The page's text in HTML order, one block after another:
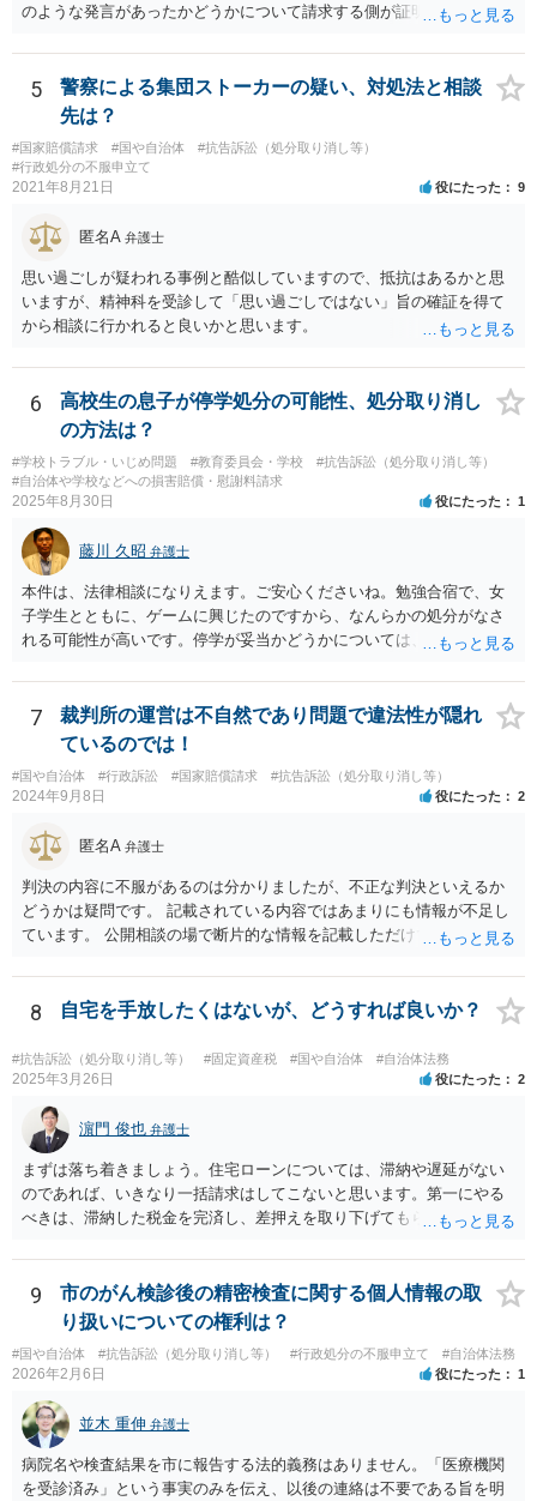
のような発言があったかどうかについて請求する側が証明をする必要
あれば，その主張を前提に争う形となるかと思われます。
5
警察による集団ストーカーの疑い、対処法と相談
先は？
#国家賠償請求 #国や自治体
#抗告訴訟（処分取り消し等）
#行政処分の不服申立て
2021年8月21日 役にたった 9
匿名A 弁護士
思い過ごしが疑われる事例と酷似していますので、抵抗はあるかと思
いますが、精神科を受診して「思い過ごしではない」旨の確証を得て
から相談に行かれると良いかと思います。
6
高校生の息子が停学処分の可能性、処分取り消し
の方法は？
#学校トラブル・いじめ問題 #教育委員会・学校
#抗告訴訟（処分取り消し等）
#自治体や学校などへの損害賠償・慰謝料請求
2025年8月30日 役にたった 1
藤川 久昭 弁護士
本件は、法律相談になりえます。ご安心くださいね。勉強合宿で、女
子学生とともに、ゲームに興じたのですから、なんらかの処分がなさ
れる可能性が高いです。停学が妥当かどうかについては、本件は、法
は、ネットでのやりとりだけでは、正確な回答が難しい案件です。関
係した法理等にも通じた弁護士等に相談し、法的に正確に分析しても
らい、今後の対応を検討するべきです。お力になりたいと思います。
良い解決になりますよう祈念しております。
7
裁判所の運営は不自然であり問題で違法性が隠れ
ているのでは！
#国や自治体 #行政訴訟 #国家賠償請求 #抗告訴訟（処分取り消し等）
2024年9月8日 役にたった 2
匿名A 弁護士
判決の内容に不服があるのは分かりましたが、不正な判決といえるか
どうかは疑問です。 記載されている内容ではあまりにも情報が不足し
ています。 公開相談の場で断片的な情報を記載しただけでは判断が難
ます。
8 自宅を手放したくはないが、どうすれば良いか？
#抗告訴訟（処分取り消し等） #固定資産税 #国や自治体 #自治体法務
2025年3月26日 役にたった 2
濵門 俊也 弁護士
まずは落ち着きましょう。住宅ローンについては、滞納や遅延がない
のであれば、いきなり一括請求はしてこないと思います。第一にやる
べきは、滞納した税金を完済し、差押えを取り下げてもらうことで
9
市のがん検診後の精密検査に関する個人情報の取
り扱いについての権利は？
#国や自治体 #抗告訴訟（処分取り消し等） #行政処分の不服申立て #自治体法務
2026年2月6日 役にたった 1
並木 重伸 弁護士
病院名や検査結果を市に報告する法的義務はありません。「医療機関
を受診済み」という事実のみを伝え、以後の連絡は不要である旨を明